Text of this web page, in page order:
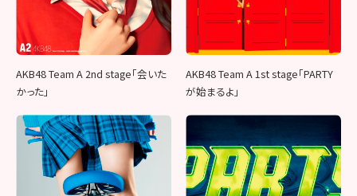
AKB48 Team A 2nd stage「会いた
かった」
AKB48 Team A 1st stage「PARTY
が始まるよ」